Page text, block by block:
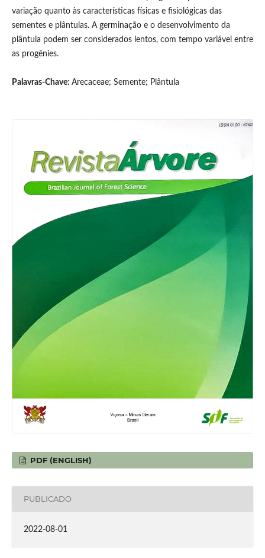
variação quanto às características físicas e fisiológicas das
sementes e plântulas. A germinação e o desenvolvimento da
plântula podem ser considerados lentos, com tempo variável entre
as progênies.
Palavras-Chave: Arecaceae; Semente; Plântula
PDF (ENGLISH)
PUBLICADO
2022-08-01